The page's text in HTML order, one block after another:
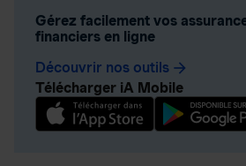
Gérez facilement vos
financiers en ligne
Découvrir nos outils arrow_forward
Télécharger iA Mobile